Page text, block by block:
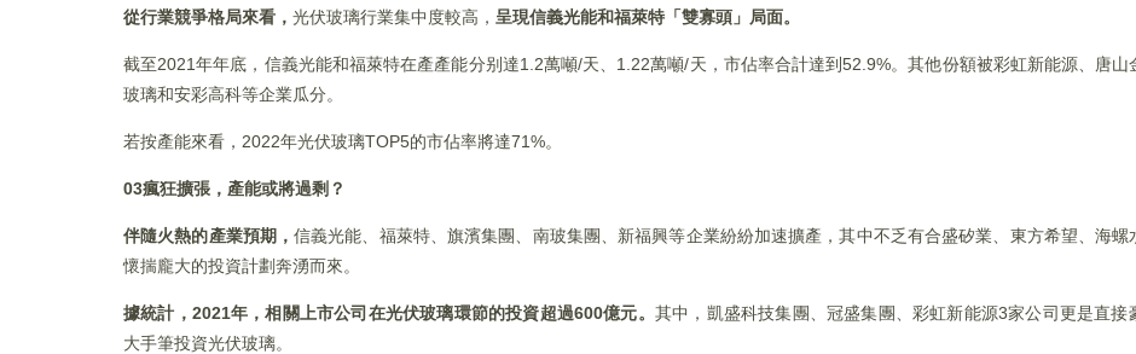
從行業競爭格局來看， 光伏玻璃行業集中度較高， 呈現信義光能和福萊特「雙寡頭」局面。
截至2021年年底，信義光能和福萊特在產產能分别達1.2萬噸/天、1.22萬噸/天，市佔率合計達到52.9%。其他份額被彩虹新能源、唐山
玻璃和安彩高科等企業瓜分。
若按產能來看，2022年光伏玻璃TOP5的市佔率將達71%。
03瘋狂擴張 ，產能或將過剩？
伴隨火熱的產業預期，信義光能、福萊特、旗濱集團、南玻集團、新福興等企業紛紛加速擴產，其中不乏有合盛矽業、東方希望、海螺
懷揣龐大的投資計劃奔湧而來。
據統計，2021年，相關上市公司在光伏玻璃環節的投資超過600億元。 其中，凱盛科技集團、冠盛集團、彩虹新能源3家公司更是直接
大手筆投資光伏玻璃。